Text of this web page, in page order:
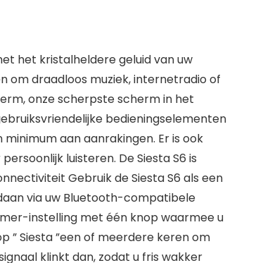
het kristalheldere geluid van uw
om draadloos muziek, internetradio of
onze scherpste scherm in het
bedieningselementen
aan aanrakingen. Er is ook
luisteren. De Siesta S6 is
Gebruik de Siesta S6 als een
via uw Bluetooth-compatibele
instelling met één knop waarmee u
Siesta ”een of meerdere keren om
klinkt dan, zodat u fris wakker